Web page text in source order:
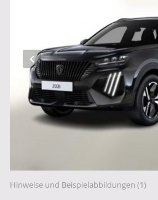
Hinweise und Beispielabbildungen (1)